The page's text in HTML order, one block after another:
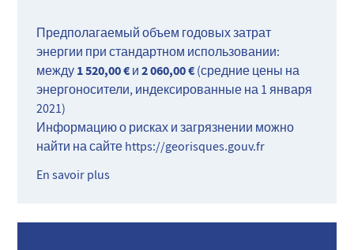
Предполагаемый объем годовых затрат
энергии при стандартном использовании:
между 1 520,00 € и2 060,00 € (средние цены на
энергоносители, индексированные на 1 января
2021)
Информацию о рисках и загрязнении можно
найти на сайте https://georisques.gouv.fr
En savoir plus